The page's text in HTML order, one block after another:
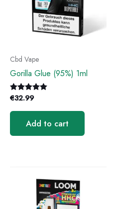
Cbd Vape
Gorilla Glue (95%) 1ml
Rated
out of 5
€32.99
Add to cart